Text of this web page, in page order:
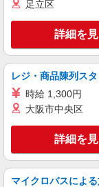
株式会社アスカ 東
す。 （その
キー
足立区
詳細を
レジ・商品陳列ス
時給 1,300円
大阪市中央区
詳細を
マイクロバスによ